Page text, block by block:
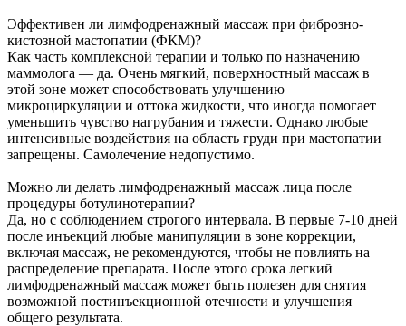
Эффективен ли лимфодренажный массаж при фиброзно-
кистозной мастопатии (ФКМ)?
Как часть комплексной терапии и только по назначению
маммолога — да. Очень мягкий, поверхностный массаж в
этой зоне может способствовать улучшению
микроциркуляции и оттока жидкости, что иногда помогает
уменьшить чувство нагрубания и тяжести. Однако любые
интенсивные воздействия на область груди при мастопатии
запрещены. Самолечение недопустимо.
Можно ли делать лимфодренажный массаж лица после
процедуры ботулинотерапии?
Да, но с соблюдением строгого интервала. В первые 7-10 дней
после инъекций любые манипуляции в зоне коррекции,
включая массаж, не рекомендуются, чтобы не повлиять на
распределение препарата. После этого срока легкий
лимфодренажный массаж может быть полезен для снятия
возможной постинъекционной отечности и улучшения
общего результата.